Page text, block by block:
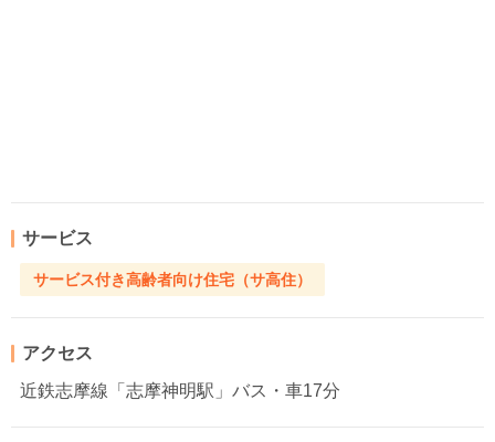
サービス
サービス付き高齢者向け住宅（サ高住）
アクセス
近鉄志摩線「志摩神明駅」バス・車17分